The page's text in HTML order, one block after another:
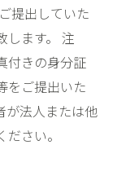
提出していた
します。 注
付きの身分証
をご提出いた
が法人または他
さい。